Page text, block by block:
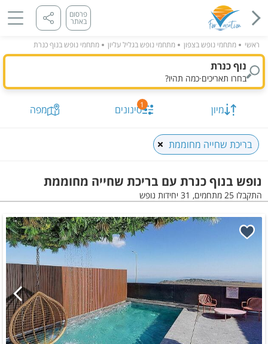
פרסום
באתר
ראשי מתחמי נופש בצפון מתחמי נופש בגליל עליון מתחמי נופש בנוף כנרת
נוף כנרת
בחרו תאריכים·כמה תהיו?
מיון 1סינונים מפה
בריכת שחייה מחוממת
נופש בנוף כנרת עם בריכת שחייה מחוממת
התקבלו 25 מתחמים, 31 יחידות נופש
תאריך מבוקש
כמות נופשים וחדרים מיון לפי התקבלו25מתחמים, 31 יחידות
סינונים שנבחרו
הצג על
מפה